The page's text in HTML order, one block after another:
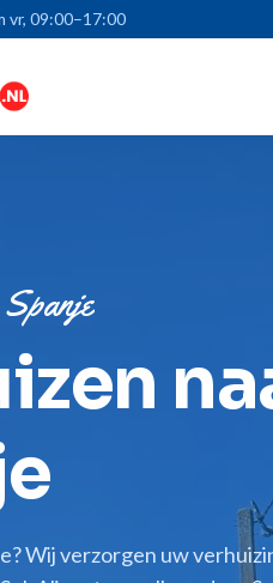
vr, 09:00–17:00
Wij verzorgen uw